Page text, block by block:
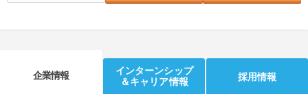
企業情報
インターンシップ
＆キャリア情報
採用情報